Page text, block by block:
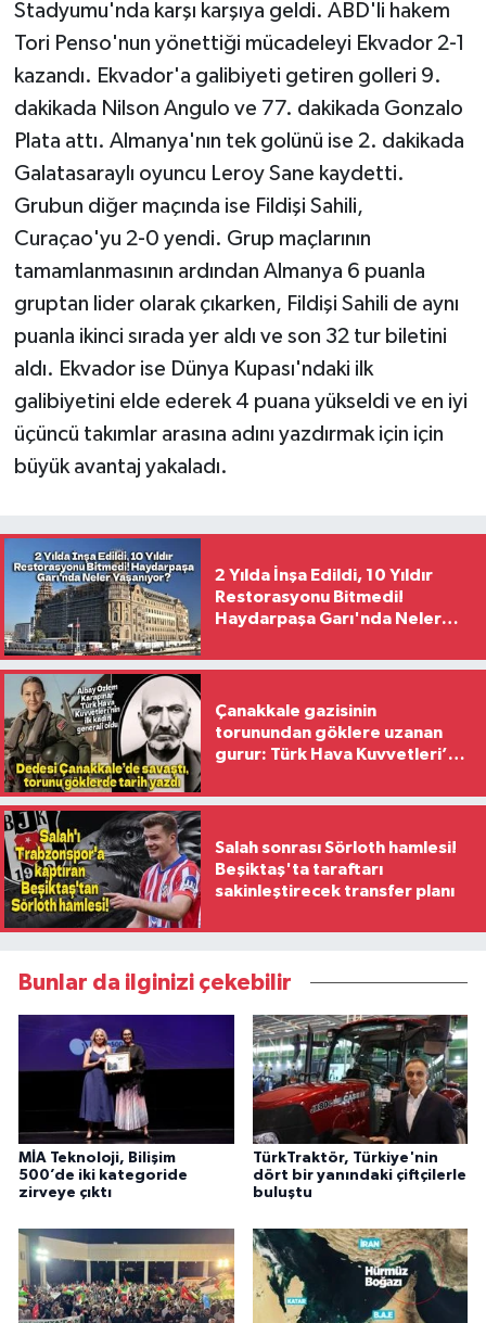
Stadyumu'nda karşı karşıya geldi. ABD'li hakem
Tori Penso'nun yönettiği mücadeleyi Ekvador 2-1
kazandı. Ekvador'a galibiyeti getiren golleri 9.
dakikada Nilson Angulo ve 77. dakikada Gonzalo
Plata attı. Almanya'nın tek golünü ise 2. dakikada
Galatasaraylı oyuncu Leroy Sane kaydetti.
Grubun diğer maçında ise Fildişi Sahili,
Curaçao'yu 2-0 yendi. Grup maçlarının
tamamlanmasının ardından Almanya 6 puanla
gruptan lider olarak çıkarken, Fildişi Sahili de aynı
puanla ikinci sırada yer aldı ve son 32 tur biletini
aldı. Ekvador ise Dünya Kupası'ndaki ilk
galibiyetini elde ederek 4 puana yükseldi ve en iyi
üçüncü takımlar arasına adını yazdırmak için için
büyük avantaj yakaladı.
2 Yılda İnşa Edildi, 10 Yıldır
Restorasyonu Bitmedi!
Haydarpaşa Garı'nda Neler
Çanakkale gazisinin
torunundan göklere uzanan
gurur: Türk Hava Kuvvetleri’nin
Salah sonrası Sörloth hamlesi!
Beşiktaş'ta taraftarı
sakinleştirecek transfer planı
Bunlar da ilginizi çekebilir
MİA Teknoloji, Bilişim
500’de iki kategoride
zirveye çıktı
TürkTraktör, Türkiye'nin
dört bir yanındaki çiftçilerle
buluştu